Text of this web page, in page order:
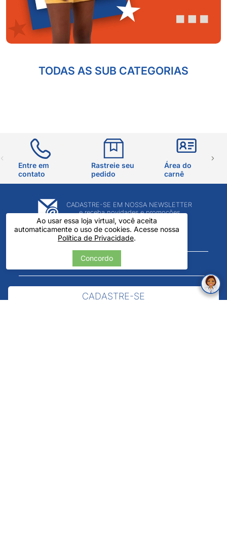
TODAS AS SUB CATEGORIAS
Ao usar essa loja virtual, você aceita
automaticamente o uso de cookies. Acesse nossa
Política de Privacidade.
Concordo
Entre em
contato
Rastreie seu
pedido
Área do
carnê
CADASTRE-SE EM NOSSA NEWSLETTER
e receba novidades e promoções
CADASTRE-SE